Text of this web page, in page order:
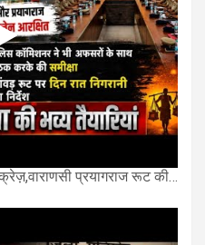
क़ावड़ यात्रा मे बुलडोज़र बाबा का क्रेज़,वाराणसी प्रयागराज रूट की एक लेन खाली की गई.